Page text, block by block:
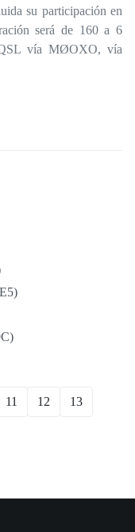
su participación en
será de 160 a 6
vía MØOXO, vía
11 12 13